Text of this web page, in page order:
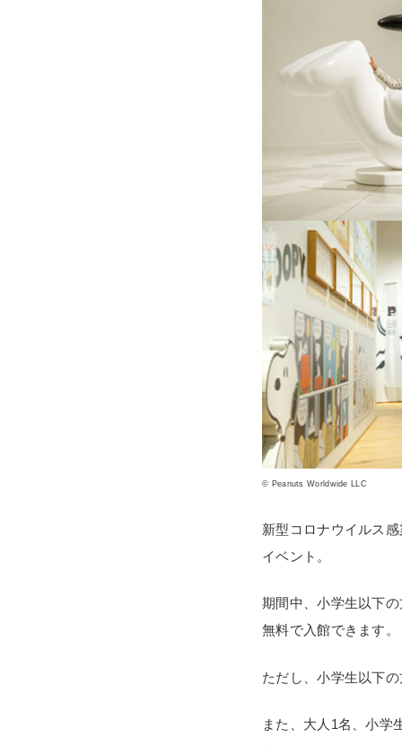
© Peanuts Worldwide LLC
新型コロナウイルス
イベント。
期間中、小学生以下
無料で入館できます。
ただし、小学生以下
また、大人1名、小学